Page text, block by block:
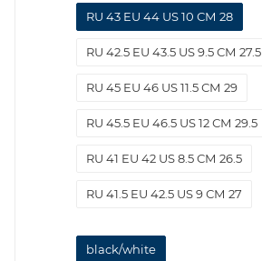
RU 43 EU 44 US 10 СМ 28
RU 42.5 EU 43.5 US 9.5 СМ 27.5
RU 45 EU 46 US 11.5 СМ 29
RU 45.5 EU 46.5 US 12 СМ 29.5
RU 41 EU 42 US 8.5 СМ 26.5
RU 41.5 EU 42.5 US 9 СМ 27
black/white